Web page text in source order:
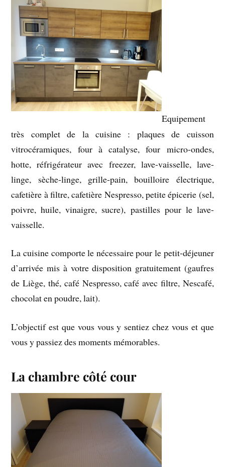
Equipement
très complet de la cuisine : plaques de cuisson
vitrocéramiques, four à catalyse, four micro-ondes,
hotte, réfrigérateur avec freezer, lave-vaisselle, lave-
linge, sèche-linge, grille-pain, bouilloire électrique,
cafetière à filtre, cafetière Nespresso, petite épicerie (sel,
poivre, huile, vinaigre, sucre), pastilles pour le lave-
vaisselle.
La cuisine comporte le nécessaire pour le petit-déjeuner
d’arrivée mis à votre disposition gratuitement (gaufres
de Liège, thé, café Nespresso, café avec filtre, Nescafé,
chocolat en poudre, lait).
L’objectif est que vous vous y sentiez chez vous et que
vous y passiez des moments mémorables.
La chambre côté cour